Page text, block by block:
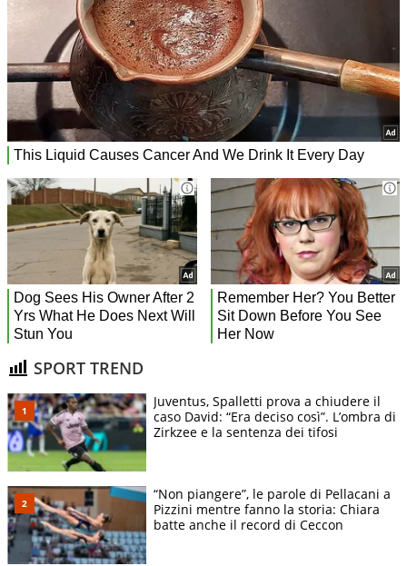
SPORT TREND
Juventus, Spalletti prova a chiudere il
caso David: “Era deciso così”. L’ombra di
Zirkzee e la sentenza dei tifosi
“Non piangere”, le parole di Pellacani a
Pizzini mentre fanno la storia: Chiara
batte anche il record di Ceccon